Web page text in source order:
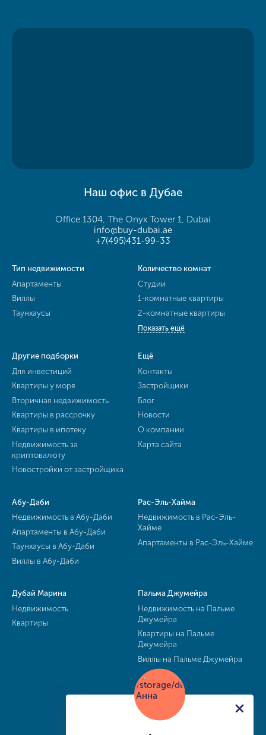
Наш офис в Дубае
Office 1304, The Onyx Tower 1, Dubai
info@buy-dubai.ae
+7(495)431-99-33
Тип недвижимости
Апартаменты
Виллы
Таунхаусы
Количество комнат
Студии
1-комнатные квартиры
2-комнатные квартиры
Показать ещё
Другие подборки
Для инвестиций
Квартиры у моря
Вторичная недвижимость
Квартиры в рассрочку
Квартиры в ипотеку
Недвижимость за
криптовалюту
Новостройки от застройщика
Ещё
Контакты
Застройщики
Блог
Новости
О компании
Карта сайта
Абу-Даби
Недвижимость в Абу-Даби
Апартаменты в Абу-Даби
Таунхаусы в Абу-Даби
Виллы в Абу-Даби
Рас-Эль-Хайма
Недвижимость в Рас-Эль-
Хайме
Апартаменты в Рас-Эль-Хайме
Дубай Марина
Недвижимость
Квартиры
Пальма Джумейра
Недвижимость на Пальме
Джумейра
Квартиры на Пальме
Джумейра
Виллы на Пальме Джумейра